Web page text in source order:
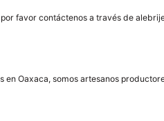
favor contáctenos a través de
Oaxaca, somos artesanos